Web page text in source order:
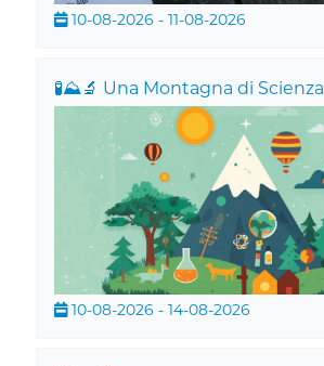
10-08-2026 - 11-08-2026
🧪⛰️🔬 Una Montagna di Scienza
10-08-2026 - 14-08-2026